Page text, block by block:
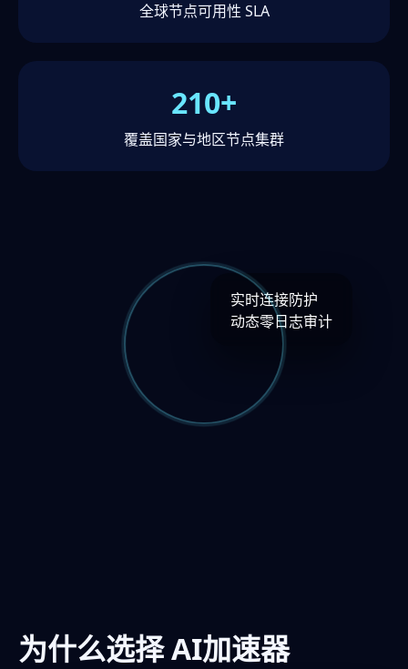
全球节点可用性 SLA
210+
覆盖国家与地区节点集群
实时连接防护
动态零日志审计
为什么选择 AI加速器